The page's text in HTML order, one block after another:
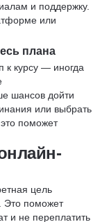
и поддержку.
или
плана
к курсу — иногда
шансов дойти
или выбрать
поможет
цель
Это поможет
и не переплатить